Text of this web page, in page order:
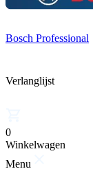
Bosch Professional
Verlanglijst
0
Winkelwagen
Menu